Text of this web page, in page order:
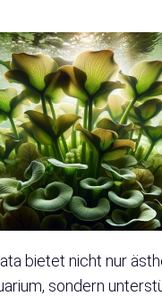
bietet nicht nur
sondern